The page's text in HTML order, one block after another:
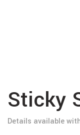
Sticky
Details available